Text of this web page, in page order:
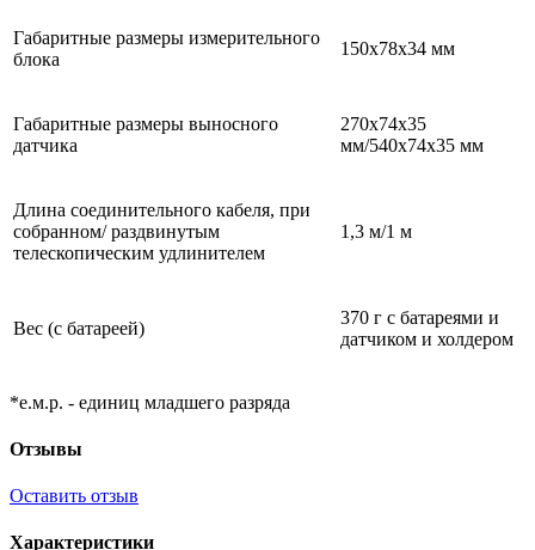
Габаритные размеры измерительного
блока
150х78х34 мм
Габаритные размеры выносного
датчика
270х74х35
мм/540х74х35 мм
Длина соединительного кабеля, при
собранном/ раздвинутым
телескопическим удлинителем
1,3 м/1 м
Вес (с батареей)
370 г с батареями и
датчиком и холдером
*е.м.р. - единиц младшего разряда
Отзывы
Оставить отзыв
Характеристики